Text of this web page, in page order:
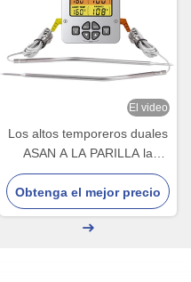
El video
Los altos temporeros duales
ASAN A LA PARILLA la
punta de prueba multi 304
LCD de acero inoxidable del
termómetro de carne
Obtenga el mejor precio